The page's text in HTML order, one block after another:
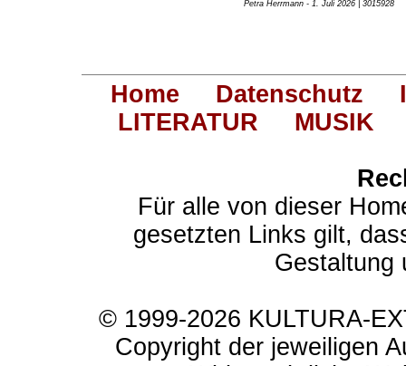
Petra Herrmann - 1. Juli 2026 | 3015928
Home Datenschutz
LITERATUR
MUSIK
Für alle von dieser
gesetzten Links gilt,
Gestaltung
© 1999-2026 KULTURA-
Copyright der jeweiligen